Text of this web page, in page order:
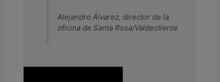
Alejandro Álvarez, director de la
oficina de Santa Rosa/Valdeolleros